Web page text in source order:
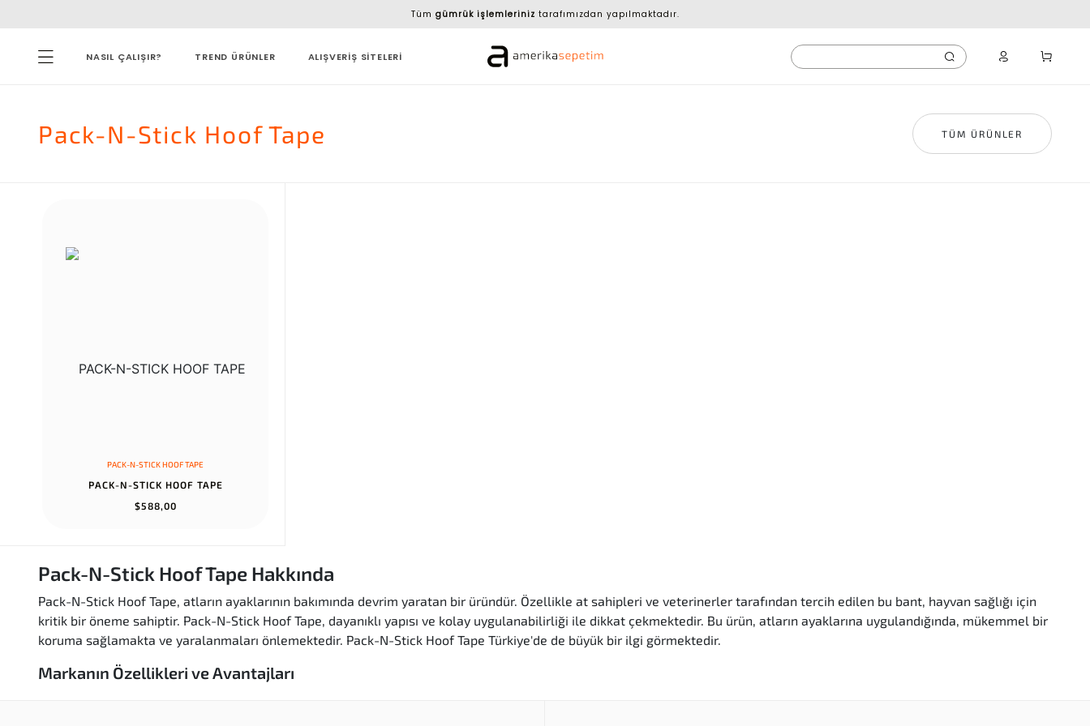
Tüm gümrük işlemleriniz tarafımızdan yapılmaktadır.
NASIL ÇALIŞIR? TREND ÜRÜNLER ALIŞVERİŞ SİTELERİ
Pack-N-Stick Hoof Tape TÜM ÜRÜNLER
PACK-N-STICK HOOF TAPE
PACK-N-STICK HOOF TAPE
$588,00
Pack-N-Stick Hoof Tape Hakkında
Pack-N-Stick Hoof Tape, atların ayaklarının bakımında devrim yaratan bir üründür. Özellikle at sahipleri ve veterinerler tarafından tercih edilen bu bant, hayvan sağlığı için
kritik bir öneme sahiptir. Pack-N-Stick Hoof Tape, dayanıklı yapısı ve kolay uygulanabilirliği ile dikkat çekmektedir. Bu ürün, atların ayaklarına uygulandığında, mükemmel bir
koruma sağlamakta ve yaralanmaları önlemektedir. Pack-N-Stick Hoof Tape Türkiye'de de büyük bir ilgi görmektedir.
Markanın Özellikleri ve Avantajları